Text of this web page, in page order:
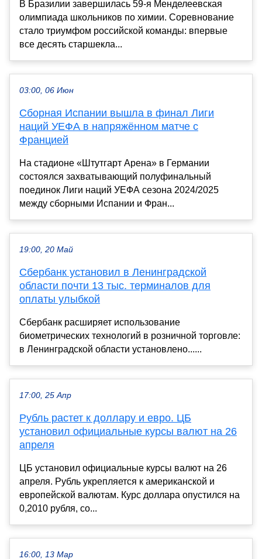
В Бразилии завершилась 59-я Менделеевская
олимпиада школьников по химии. Соревнование
стало триумфом российской команды: впервые
все десять старшекла...
03:00, 06 Июн
Сборная Испании вышла в финал Лиги
наций УЕФА в напряжённом матче с
Францией
На стадионе «Штутгарт Арена» в Германии
состоялся захватывающий полуфинальный
поединок Лиги наций УЕФА сезона 2024/2025
между сборными Испании и Фран...
19:00, 20 Май
Сбербанк установил в Ленинградской
области почти 13 тыс. терминалов для
оплаты улыбкой
Сбербанк расширяет использование
биометрических технологий в розничной торговле:
в Ленинградской области установлено......
17:00, 25 Апр
Рубль растет к доллару и евро. ЦБ
установил официальные курсы валют на 26
апреля
ЦБ установил официальные курсы валют на 26
апреля. Рубль укрепляется к американской и
европейской валютам. Курс доллара опустился на
0,2010 рубля, со...
16:00, 13 Мар